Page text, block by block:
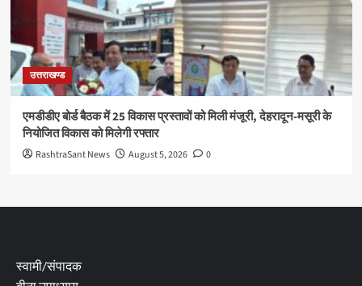
उत्तराखण्ड
एमडीडीए बोर्ड बैठक में 25 विकास प्रस्तावों को मिली मंजूरी, देहरादून-मसूरी के
नियोजित विकास को मिलेगी रफ्तार
RashtraSant News August 5, 2026 0
स्वामी/संपादक